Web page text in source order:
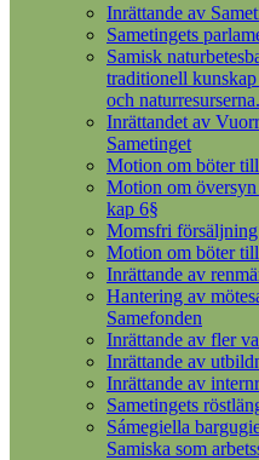
Inrättande av
Sametingets
Samisk
traditionell
och naturresurserna.
Inrättandet av
Sametinget
Motion om böter
Motion om
kap 6§
Momsfri
Motion om böter
Inrättande av
Hantering av
Samefonden
Inrättande av fler
Inrättande av
Inrättande av
Sametingets
Sámegiella
Samiska som